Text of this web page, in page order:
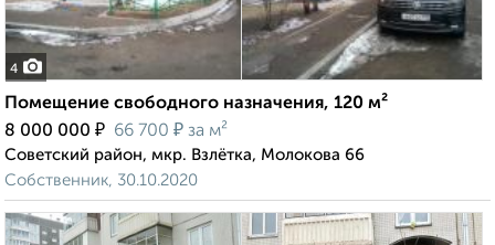
4
Помещение свободного назначения, 120 м²
8 000 000 ₽ 66 700 ₽ за м²
Советский район, мкр. Взлётка, Молокова 66
Собственник, 30.10.2020